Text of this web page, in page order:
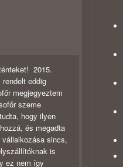
2015.
eddig
megjegyeztem
szeme
hogy ilyen
és megadta
sincs,
is
ez nem így